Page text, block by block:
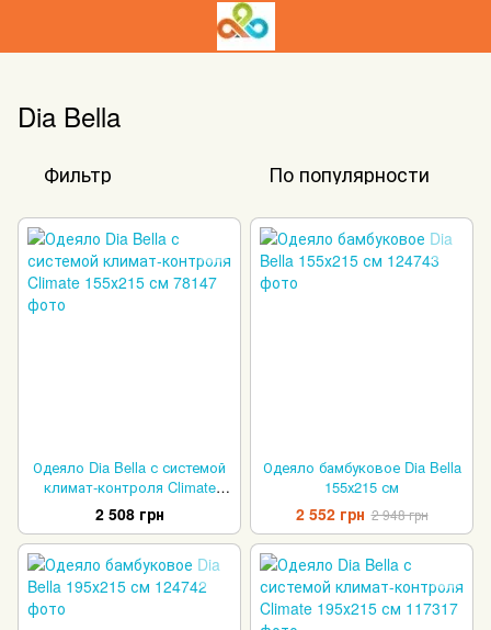
Dia Bella
Фильтр По популярности
Одеяло Dia Bella с системой
климат-контроля Climate
155х215 см
2 508 грн
Одеяло бамбуковое Dia Bella
155х215 см
2 552 грн 2 948 грн